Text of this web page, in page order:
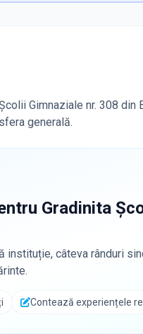
Gimnaziale nr. 308
generală.
Gradinita
instituție, câteva rânduri
Contează experiențele